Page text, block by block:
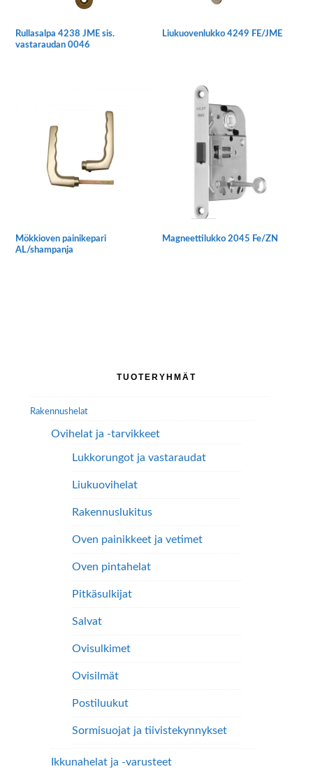
Rullasalpa 4238 JME sis.
vastaraudan 0046
Liukuovenlukko 4249 FE/JME
Mökkioven painikepari
AL/shampanja
Magneettilukko 2045 Fe/ZN
TUOTERYHMÄT
Rakennushelat
Ovihelat ja -tarvikkeet
Lukkorungot ja vastaraudat
Liukuovihelat
Rakennuslukitus
Oven painikkeet ja vetimet
Oven pintahelat
Pitkäsulkijat
Salvat
Ovisulkimet
Ovisilmät
Postiluukut
Sormisuojat ja tiivistekynnykset
Ikkunahelat ja -varusteet